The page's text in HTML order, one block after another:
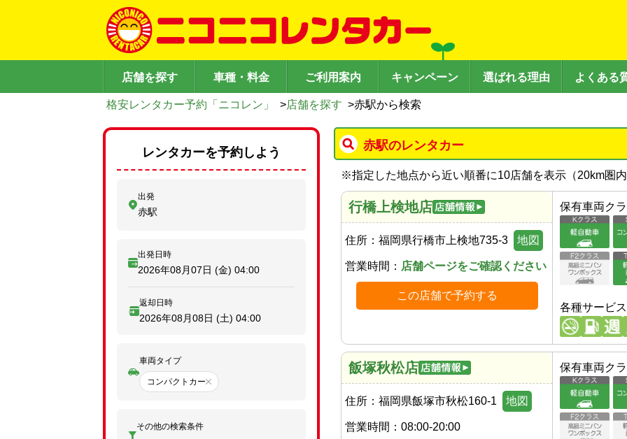
店舗を探す 車種・料金 ご利用案内 キャンペーン 選ばれる理由 よくある
格安レンタカー予約「ニコレン」 >店舗を探す >赤駅から検索
赤駅のレンタカー
※指定した地点から近い順番に10店舗を表示（20km圏
行橋上検地店
住所： 福岡県行橋市上検地735-3 地図
営業時間： 店舗ページをご確認ください
この店舗で予約する
保有車両ク
各種サービス
飯塚秋松店
住所： 福岡県飯塚市秋松160-1 地図
営業時間： 08:00-20:00
保有車両ク
レンタカーを予約しよう
出発
赤駅
出発日時
2026年08月07日 (金) 04:00
返却日時
2026年08月08日 (土) 04:00
車両タイプ
コンパクトカー
その他の検索条件